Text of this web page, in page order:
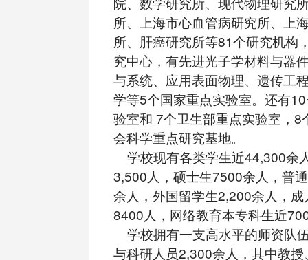
所、上海市心血管病研究所、上
所、肝癌研究所等81个研究机构
究中心，有先进光子学材料与器
与系统、应用表面物理、遗传工
学等5个国家重点实验室。还有
验室和 7个卫生部重点实验室，8
会科学重点研究基地。
学校现有各类学生近44,300余
3,500人，硕士生7500余人，普
余人，外国留学生2,200余人，
8400人，网络教育本专科生近
学校拥有一支高水平的师资队
与科研人员2,300余人，其中教